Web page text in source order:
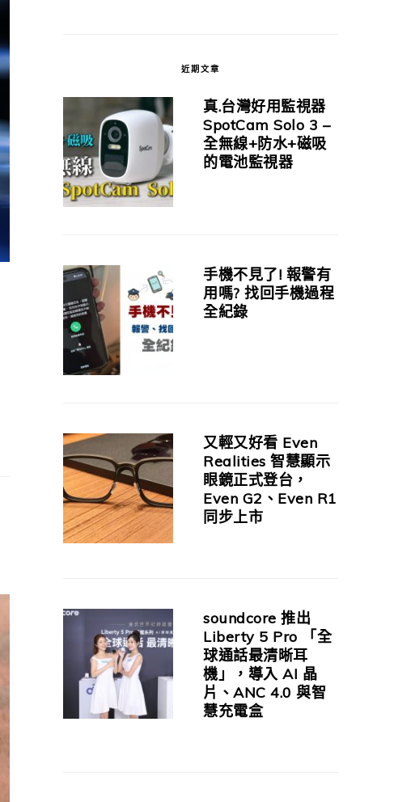
近期文章
真.台灣好用監視器
SpotCam Solo 3 –
全無線+防水+磁吸
的電池監視器
手機不見了! 報警有
用嗎? 找回手機過程
全紀錄
又輕又好看 Even
Realities 智慧顯示
眼鏡正式登台，
Even G2、Even R1
同步上市
soundcore 推出
Liberty 5 Pro 「全
球通話最清晰耳
機」，導入 AI 晶
片、ANC 4.0 與智
慧充電盒